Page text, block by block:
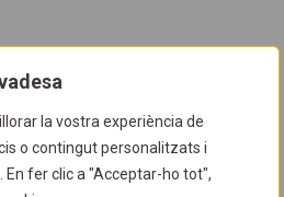
la vostra experiència de
o contingut personalitzats i
fer clic a "Acceptar-ho tot",